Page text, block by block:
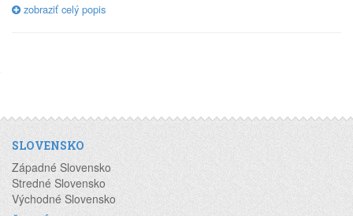
zobraziť celý popis
SLOVENSKO
Západné Slovensko
Stredné Slovensko
Východné Slovensko